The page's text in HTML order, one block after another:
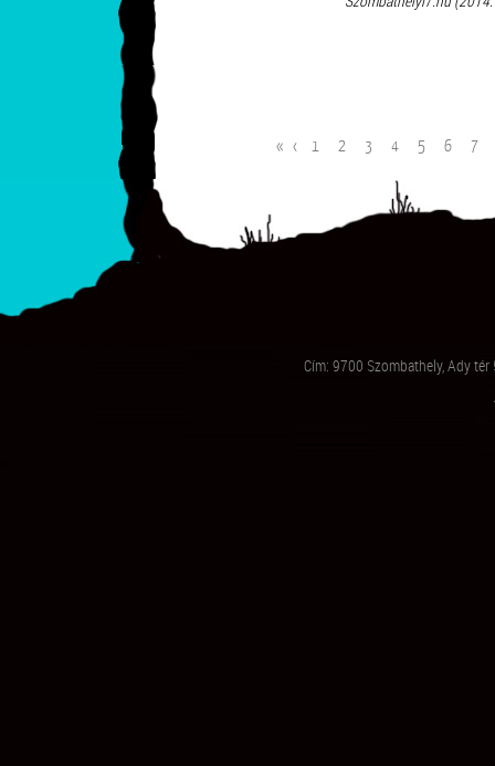
« ‹ 1 2 3 4 5 6 7
Cím: 9700 Szombathely, Ady